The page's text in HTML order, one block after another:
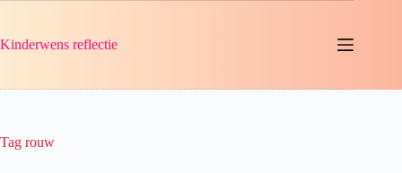
de
Kinderwens reflectie
Tag rouw